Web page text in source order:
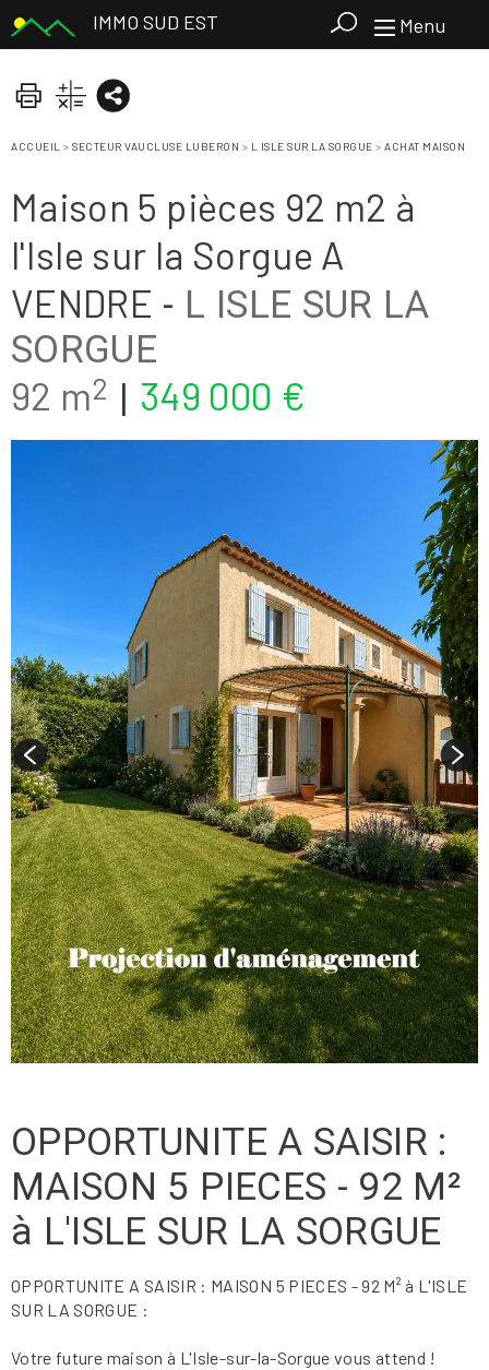
IMMO SUD EST Menu
ACCUEIL > SECTEUR VAUCLUSE LUBERON > L ISLE SUR LA SORGUE > ACHAT MAISON
Maison 5 pièces 92 m2 à
l'Isle sur la Sorgue A
VENDRE - L ISLE SUR LA
SORGUE
92 m2 | 349 000 €
OPPORTUNITE A SAISIR :
MAISON 5 PIECES - 92 M²
à L'ISLE SUR LA SORGUE
OPPORTUNITE A SAISIR : MAISON 5 PIECES - 92 M² à L'ISLE
SUR LA SORGUE :
Votre future maison à L'Isle-sur-la-Sorgue vous attend !